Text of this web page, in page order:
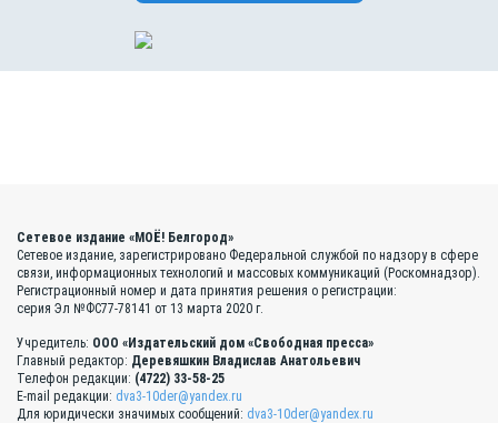
Сетевое издание «МОЁ! Белгород»
Сетевое издание, зарегистрировано Федеральной службой по надзору в сфере
связи, информационных технологий и массовых коммуникаций (Роскомнадзор).
Регистрационный номер и дата принятия решения о регистрации:
серия Эл №ФС77-78141 от 13 марта 2020 г.
Учредитель: ООО «Издательский дом «Свободная пресса»
Главный редактор: Деревяшкин Владислав Анатольевич
Телефон редакции: (4722) 33-58-25
E-mail редакции: dva3-10der@yandex.ru
Для юридически значимых сообщений: dva3-10der@yandex.ru